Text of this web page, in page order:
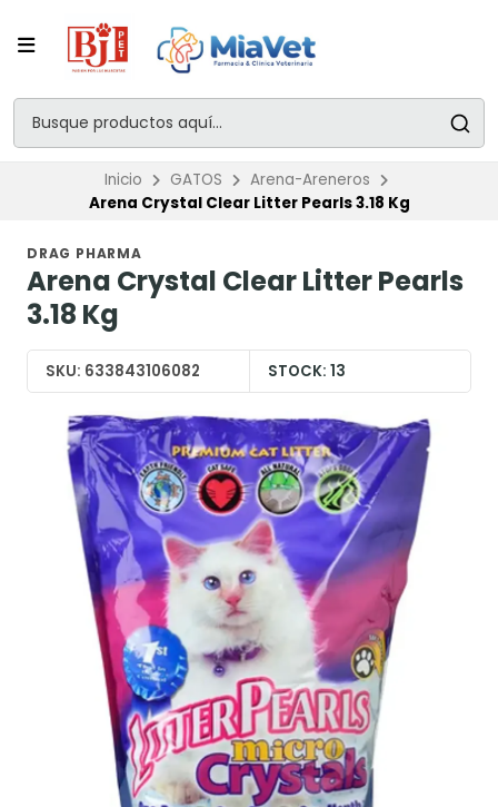
Inicio GATOS
Arena-Areneros
Arena Crystal Clear Litter Pearls 3.18 Kg
DRAG PHARMA
Arena Crystal Clear Litter Pearls
3.18 Kg
SKU: 633843106082 STOCK: 13